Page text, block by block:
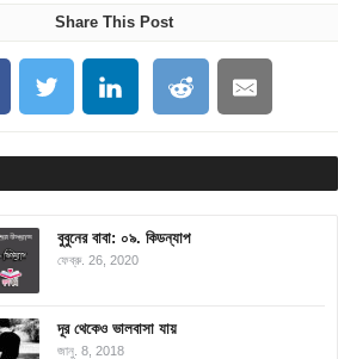
Share This Post
বুবুনের বাবা: ০৯. কিডন্যাপ
ফেব্রু. 26, 2020
দূর থেকেও ভালবাসা যায়
জানু. 8, 2018